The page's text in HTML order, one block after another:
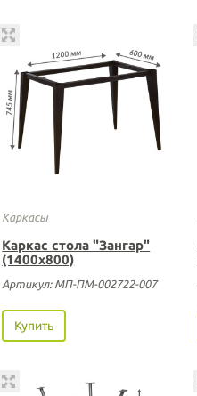
Каркасы
Каркас стола "Зангар"
(1400х800)
Артикул: МП-ПМ-002722-007
Купить